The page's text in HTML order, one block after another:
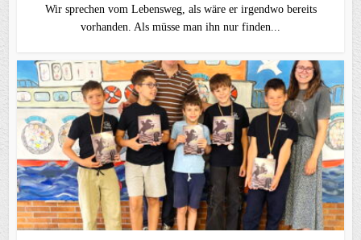
Wir sprechen vom Lebensweg, als wäre er irgendwo bereits
vorhanden. Als müsse man ihn nur finden...